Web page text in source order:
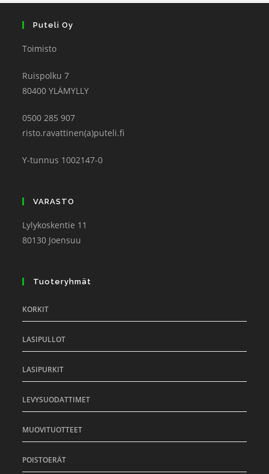
Puteli Oy
Toimisto
Ruispolku 7
80400 YLÄMYLLY
0500 285 907
risto.ravattinen(a)puteli.fi
Y-tunnus 1002147-0
VARASTO
Lylykoskentie 11
80130 Joensuu
Tuoteryhmät
KORKIT
LASIPULLOT
LASIPURKIT
LEVYSUODATTIMET
MUOVITUOTTEET
POISTOERÄT